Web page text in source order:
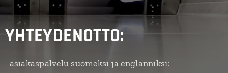
YHTEYDENOTTO:
asiakaspalvelu suomeksi ja englanniksi: